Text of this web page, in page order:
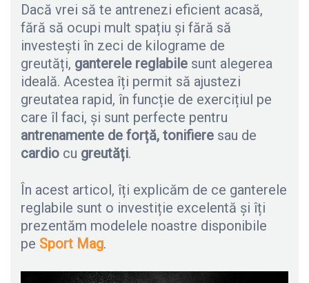
Dacă vrei să te antrenezi eficient acasă,
fără să ocupi mult spațiu și fără să
investești în zeci de kilograme de
greutăți, ganterele reglabile sunt alegerea
ideală. Acestea îți permit să ajustezi
greutatea rapid, în funcție de exercițiul pe
care îl faci, și sunt perfecte pentru
antrenamente de forță, tonifiere sau de
cardio cu greutăți.
În acest articol, îți explicăm de ce ganterele
reglabile sunt o investiție excelentă și îți
prezentăm modelele noastre disponibile
pe Sport Mag.